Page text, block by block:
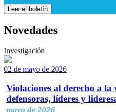
Leer el boletín
Novedades
Investigación
02 de mayo de 2026
Violaciones al derecho a la
defensoras, líderes y
mayo de 2026